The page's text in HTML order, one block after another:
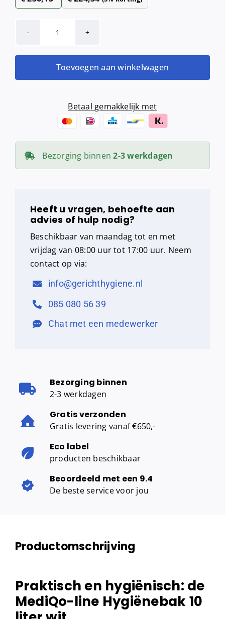
MediQo-
Hygiënebak
10
wit
aantal
Toevoegen aan winkelwagen
Betaal gemakkelijk met
Bezorging binnen2-3 werkdagen
Heeft u vragen, behoefte aan
advies of hulp nodig?
Beschikbaar van maandag tot en met
vrijdag van 08:00 uur tot 17:00 uur. Neem
contact op via:
info@gerichthygiene.nl
085 080 56 39
Chat met een medewerker
Bezorging binnen
2-3 werkdagen
Gratis verzonden
Gratis levering vanaf €650,-
Eco label
producten beschikbaar
Beoordeeld met een 9.4
De beste service voor jou
Productomschrijving
Praktisch en hygiënisch: de
MediQo-line Hygiënebak 10